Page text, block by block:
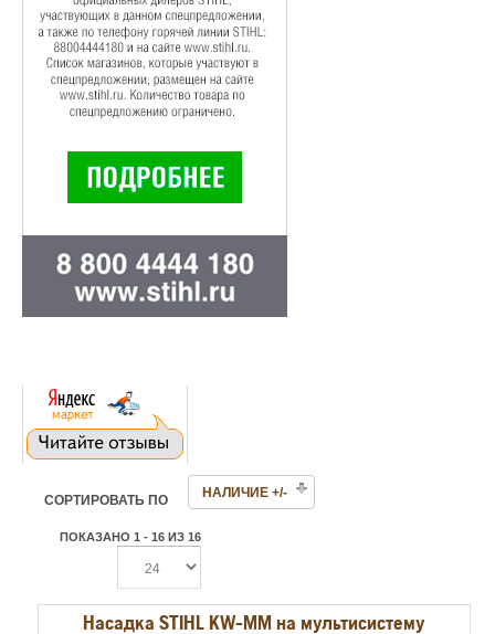
СОРТИРОВАТЬ ПО НАЛИЧИЕ +/-
ПОКАЗАНО 1 - 16 ИЗ 16
Насадка STIHL KW-MM на мультисистему